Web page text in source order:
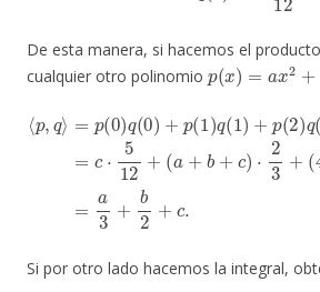
De esta manera, si hacemos el
cualquier otro polinomio
p(x)= ax2+bx
,q⟩=p(0) q 0)+ p(1)q 1 )+p(2)
+b+c)⋅23 + (4a +2b+ c ⋅(−1
Si por otro lado hacemos la integral,